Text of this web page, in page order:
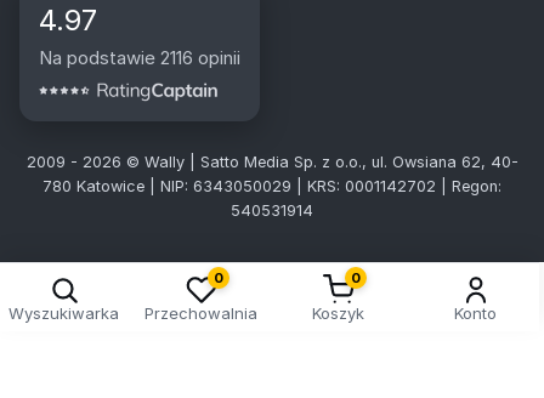
4.97
Na podstawie 2116 opinii
2009 - 2026 © Wally | Satto Media Sp. z o.o., ul. Owsiana 62, 40-
780 Katowice | NIP: 6343050029 | KRS: 0001142702 | Regon:
540531914
Wyszukiwarka
0
Przechowalnia
0
Koszyk Konto